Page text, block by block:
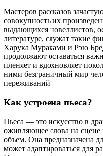
Мастеров рассказов
совокупность их
выдающихся новеллистов,
литературе, служат такие
Харука Мураками и Рэю
продолжают оставаться
пленяет и вдохновляет
ними безграничный мир
переживаний.
Как устроена пьеса?
Пьеса — это искусство в
оживляющее слова на
объем. Она предназначена
может адаптироваться для